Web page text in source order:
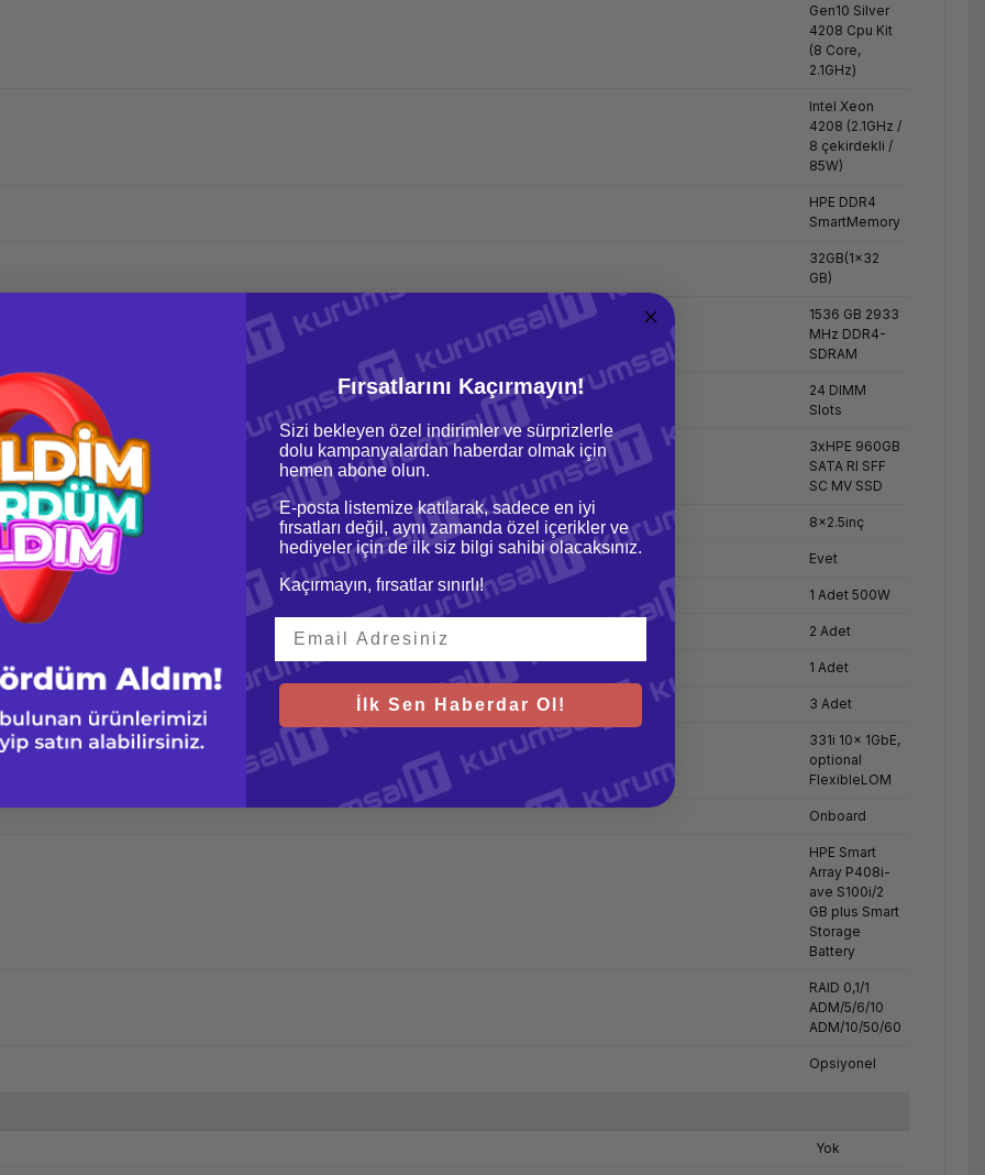
Gen10 Silver
4208 Cpu Kit
(8 Core,
2.1GHz)
Intel Xeon
4208 (2.1GHz /
8 çekirdekli /
85W)
HPE DDR4
SmartMemory
32GB(1x32
GB)
1536 GB 2933
MHz DDR4-
SDRAM
24 DIMM
Slots
3xHPE 960GB
SATA RI SFF
SC MV SSD
8x2.5inç
Evet
1 Adet 500W
2 Adet
1 Adet
3 Adet
331i 10x 1GbE,
optional
FlexibleLOM
Onboard
HPE Smart
Array P408i-
ave S100i/2
GB plus Smart
Storage
Battery
RAID 0,1/1
ADM/5/6/10
ADM/10/50/60
Opsiyonel
Yok
Fırsatlarını Kaçırmayın!
Sizi bekleyen özel indirimler ve sürprizlerle
dolu kampanyalardan haberdar olmak için
hemen abone olun.
E-posta listemize katılarak, sadece en iyi
fırsatları değil, aynı zamanda özel içerikler ve
hediyeler için de ilk siz bilgi sahibi olacaksınız.
Kaçırmayın, fırsatlar sınırlı!
İlk Sen Haberdar Ol!